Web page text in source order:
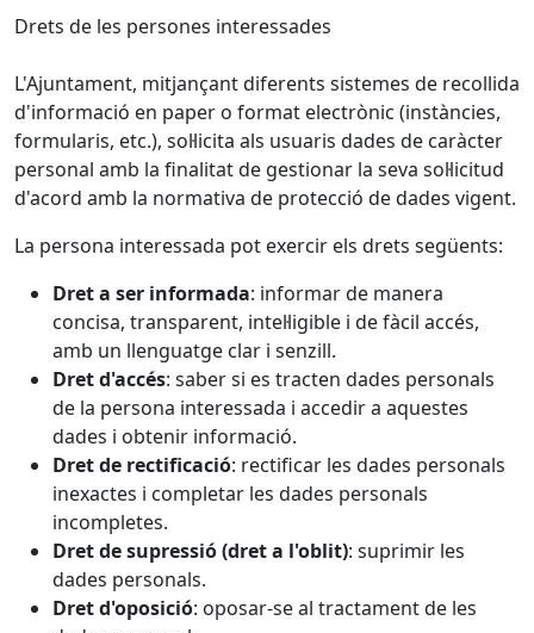
Drets de les persones interessades
L'Ajuntament, mitjançant diferents sistemes de recollida
d'informació en paper o format electrònic (instàncies,
formularis, etc.), sol·licita als usuaris dades de caràcter
personal amb la finalitat de gestionar la seva sol·licitud
d'acord amb la normativa de protecció de dades vigent.
La persona interessada pot exercir els drets següents:
Dret a ser informada: informar de manera
concisa, transparent, intel·ligible i de fàcil accés,
amb un llenguatge clar i senzill.
Dret d'accés: saber si es tracten dades personals
de la persona interessada i accedir a aquestes
dades i obtenir informació.
Dret de rectificació: rectificar les dades personals
inexactes i completar les dades personals
incompletes.
Dret de supressió (dret a l'oblit): suprimir les
dades personals.
Dret d'oposició: oposar-se al tractament de les